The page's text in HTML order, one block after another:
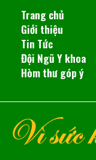
Trang chủ
Giới thiệu
Tin Tức
Đội Ngũ Y khoa
Hòm thư góp ý